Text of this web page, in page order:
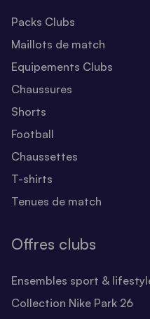
Packs Clubs
Maillots de match
Equipements Clubs
Chaussures
Shorts
Football
Chaussettes
T-shirts
Tenues de match
Offres clubs
Ensembles sport &
Collection Nike Park 26